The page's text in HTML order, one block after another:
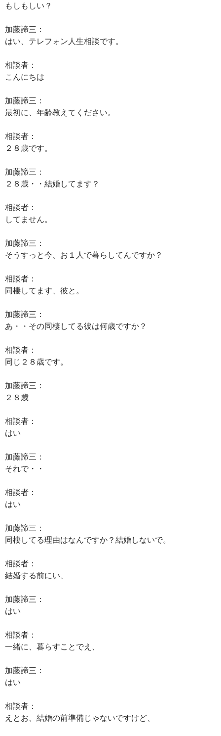
もしもしい？
加藤諦三：
はい、テレフォン人生相談です。
相談者：
こんにちは
加藤諦三：
最初に、年齢教えてください。
相談者：
２８歳です。
加藤諦三：
２８歳・・結婚してます？
相談者：
してません。
加藤諦三：
そうすっと今、お１人で暮らしてんですか？
相談者：
同棲してます、彼と。
加藤諦三：
あ・・その同棲してる彼は何歳ですか？
相談者：
同じ２８歳です。
加藤諦三：
２８歳
相談者：
はい
加藤諦三：
それで・・
相談者：
はい
加藤諦三：
同棲してる理由はなんですか？結婚しないで。
相談者：
結婚する前にい、
加藤諦三：
はい
相談者：
一緒に、暮らすことでえ、
加藤諦三：
はい
相談者：
えとお、結婚の前準備じゃないですけど、